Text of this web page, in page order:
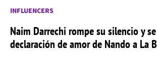
INFLUENCERS
Naim Darrechi rompe su silencio y
declaración de amor de Nando a La